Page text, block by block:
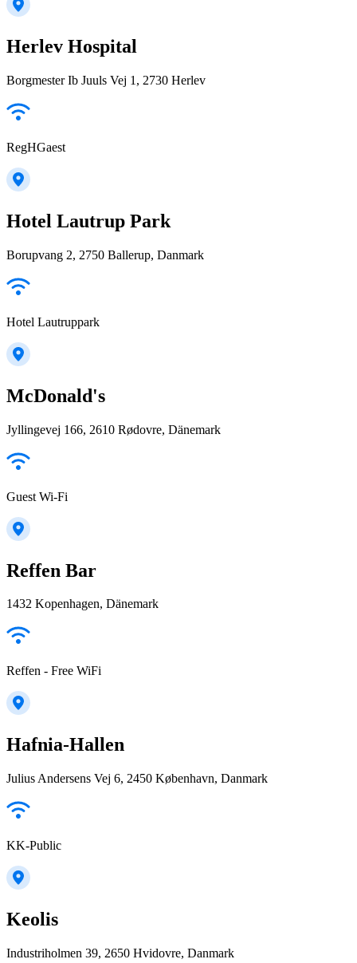
Herlev Hospital
Borgmester Ib Juuls Vej 1, 2730 Herlev
RegHGaest
Hotel Lautrup Park
Borupvang 2, 2750 Ballerup, Danmark
Hotel Lautruppark
McDonald's
Jyllingevej 166, 2610 Rødovre, Dänemark
Guest Wi-Fi
Reffen Bar
1432 Kopenhagen, Dänemark
Reffen - Free WiFi
Hafnia-Hallen
Julius Andersens Vej 6, 2450 København, Danmark
KK-Public
Keolis
Industriholmen 39, 2650 Hvidovre, Danmark